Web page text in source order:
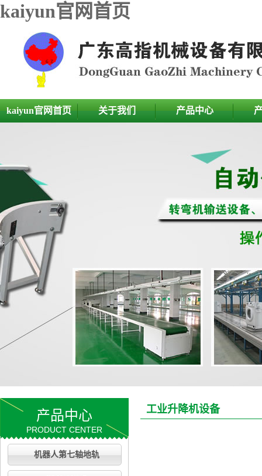
kaiyun官网首页
kaiyun官网首页 关于我们 产品中心
产品中心
PRODUCT CENTER
机器人第七轴地轨
工业升降机设备